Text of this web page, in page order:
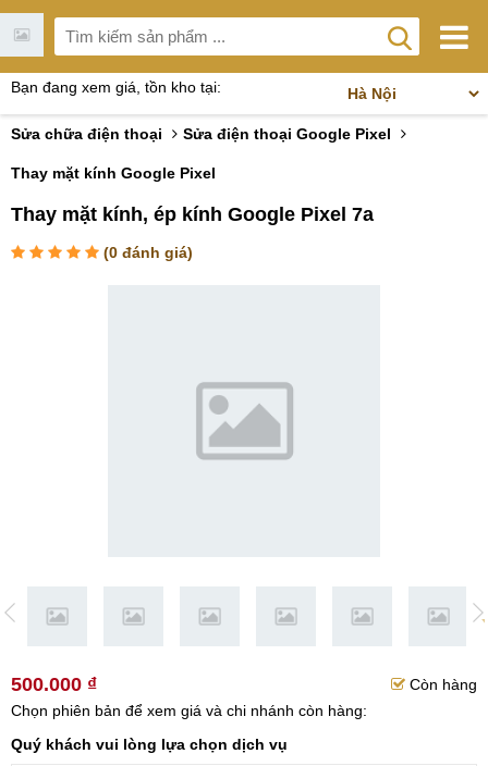
Bạn đang xem giá, tồn kho tại:
Sửa chữa điện thoại Sửa điện thoại Google Pixel
Thay mặt kính Google Pixel
Thay mặt kính, ép kính Google Pixel 7a
(0 đánh giá)
500.000 ₫
Còn hàng
Chọn phiên bản để xem giá và chi nhánh còn hàng:
Quý khách vui lòng lựa chọn dịch vụ